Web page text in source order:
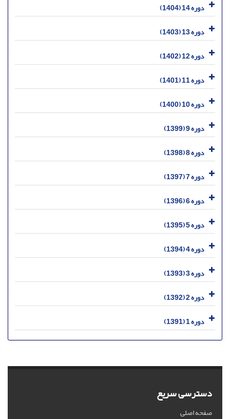
دوره 14 (1404)
دوره 13 (1403)
دوره 12 (1402)
دوره 11 (1401)
دوره 10 (1400)
دوره 9 (1399)
دوره 8 (1398)
دوره 7 (1397)
دوره 6 (1396)
دوره 5 (1395)
دوره 4 (1394)
دوره 3 (1393)
دوره 2 (1392)
دوره 1 (1391)
دسترسی سریع
صفحه اصلی